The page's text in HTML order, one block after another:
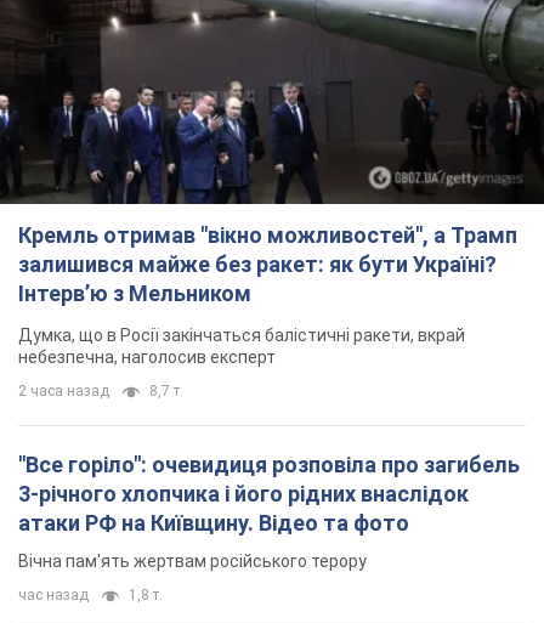
Кремль отримав "вікно можливостей", а Трамп
залишився майже без ракет: як бути Україні?
Інтерв’ю з Мельником
Думка, що в Росії закінчаться балістичні ракети, вкрай
небезпечна, наголосив експерт
2 часа назад 8,7 т.
"Все горіло": очевидиця розповіла про загибель
3-річного хлопчика і його рідних внаслідок
атаки РФ на Київщину. Відео та фото
Вічна пам'ять жертвам російського терору
час назад 1,8 т.